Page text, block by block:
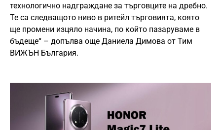
технологично надграждане за търговците на дребно.
Те са следващото ниво в ритейл търговията, която
ще промени изцяло начина, по който пазаруваме в
бъдеще“ – допълва още Даниела Димова от Тим
ВИЖЪН България.